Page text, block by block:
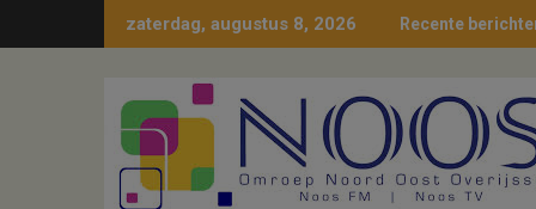
naar
zaterdag, augustus 8, 2026 Recente